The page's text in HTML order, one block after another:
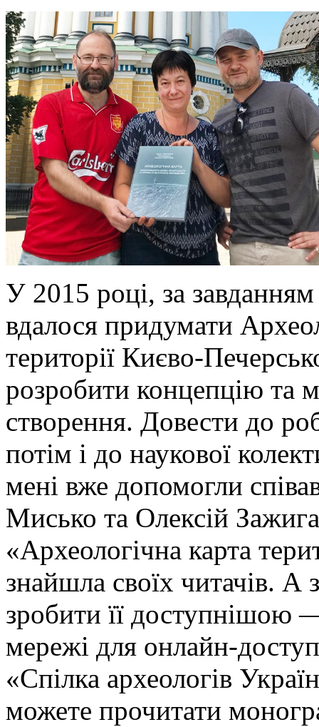
У 2015 році, за завданням
вдалося придумати
території Києво-
розробити концепцію та
створення. Довести до
потім і до наукової
мені вже допомогли
Мисько та Олексій
«Археологічна карта
знайшла своїх читачів. А
зробити її доступнішою
мережі для онлайн-
«Спілка археологів
можете прочитати